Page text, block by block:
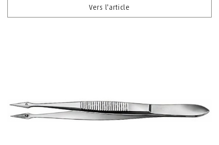
Vers l'article